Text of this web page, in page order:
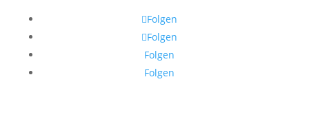
Folgen
Folgen
Folgen
Folgen